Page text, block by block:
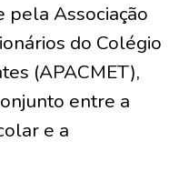
Associação
do Colégio
(APACMET),
entre a
e a